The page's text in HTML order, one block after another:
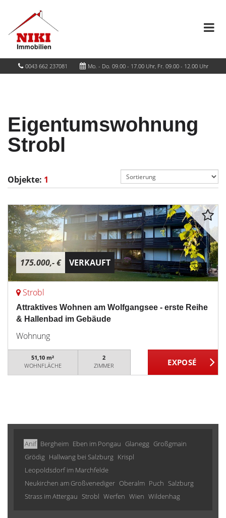
0043 662 237081 Mo. - Do. 09.00 - 17.00 Uhr, Fr. 09.00 - 12.00 Uhr
Eigentumswohnung
Strobl
Objekte: 1
175.000,- € VERKAUFT
Strobl
Attraktives Wohnen am Wolfgangsee - erste Reihe
& Hallenbad im Gebäude
Wohnung
51,10 m²
WOHNFLÄCHE
2
ZIMMER
Anif Bergheim Eben im Pongau Glanegg Großgmain
Grödig Hallwang bei Salzburg Krispl
Leopoldsdorf im Marchfelde
Neukirchen am Großvenediger Oberalm Puch Salzburg
Strass im Attergau Strobl Werfen Wien Wildenhag